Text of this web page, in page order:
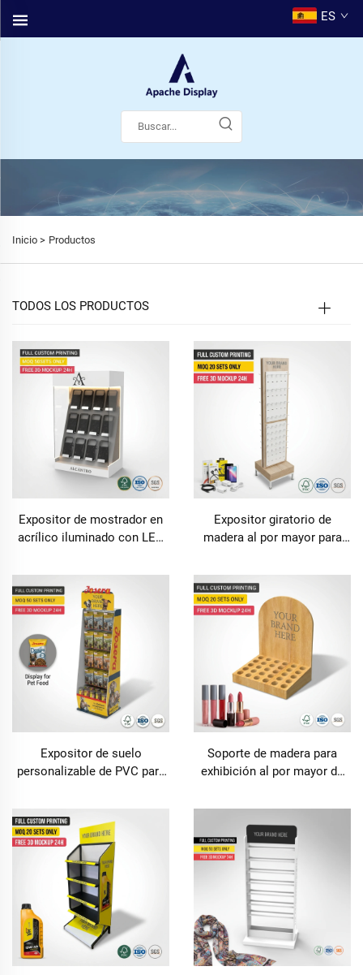
ES
Inicio > Productos
TODOS LOS PRODUCTOS
Expositor de mostrador en
acrílico iluminado con LED
fundas de teléfono y
accesorios minoristas
Expositor giratorio de
madera al por mayor para
soporte giratorio de 360° en
suelo, panel perforado móvil,
torre para cargadores,
cables y auriculares con
ganchos
Expositor de suelo
personalizable de PVC para
ganchos para alimento para
perros, alimento para gatos
y artículos esenciales para
tiendas de mascotas
Soporte de madera para
exhibición al por mayor de
mostrador para brillo labial,
organizador cosmético, para
aceites esenciales, esmaltes
de uñas y perfumes